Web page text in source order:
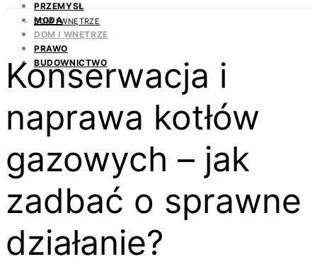
PRZEMYSŁ
MODA
DOM I WNĘTRZE
PRAWO
BUDOWNICTWO
DOM I WNĘTRZE
Konserwacja i
naprawa kotłów
gazowych – jak
zadbać o sprawne
działanie?